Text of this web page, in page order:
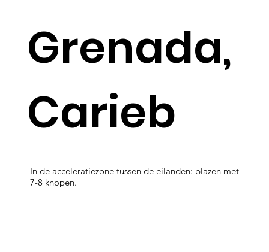
Grenada,
Carieb
In de acceleratiezone tussen de eilanden: blazen met
7-8 knopen.